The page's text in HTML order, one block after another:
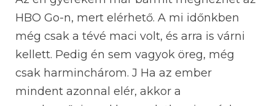
HBO Go-n, mert elérhető. A mi időnkben
még csak a tévé maci volt, és arra is várni
kellett. Pedig én sem vagyok öreg, még
csak harminchárom. J Ha az ember
mindent azonnal elér, akkor a